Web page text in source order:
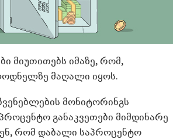
მიუთითებს იმაზე, რომ,
მაღალი იყოს.
მონიტორინგს
განაკვეთები მიმდინარე
რომ დაბალი საპროცენტო